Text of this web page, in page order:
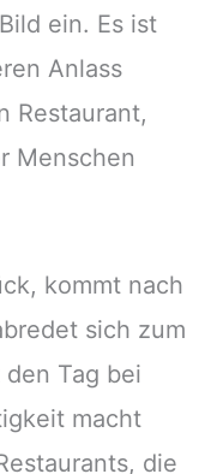
ein. Es ist
Anlass
Restaurant,
Menschen
kommt nach
sich zum
Tag bei
macht
die